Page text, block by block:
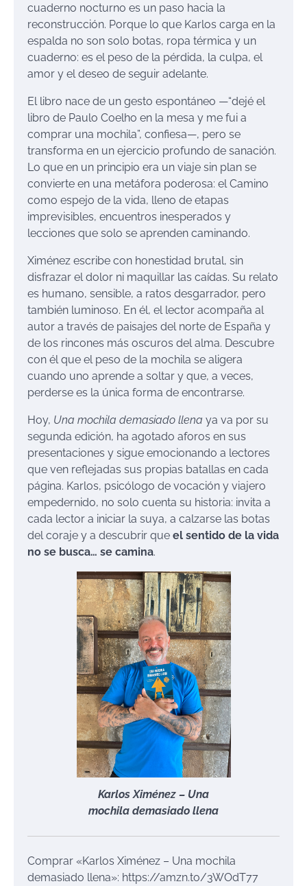
cuaderno nocturno es un paso hacia la
reconstrucción. Porque lo que Karlos carga en la
espalda no son solo botas, ropa térmica y un
cuaderno: es el peso de la pérdida, la culpa, el
amor y el deseo de seguir adelante.
El libro nace de un gesto espontáneo —“dejé el
libro de Paulo Coelho en la mesa y me fui a
comprar una mochila”, confiesa—, pero se
transforma en un ejercicio profundo de sanación.
Lo que en un principio era un viaje sin plan se
convierte en una metáfora poderosa: el Camino
como espejo de la vida, lleno de etapas
imprevisibles, encuentros inesperados y
lecciones que solo se aprenden caminando.
Ximénez escribe con honestidad brutal, sin
disfrazar el dolor ni maquillar las caídas. Su relato
es humano, sensible, a ratos desgarrador, pero
también luminoso. En él, el lector acompaña al
autor a través de paisajes del norte de España y
de los rincones más oscuros del alma. Descubre
con él que el peso de la mochila se aligera
cuando uno aprende a soltar y que, a veces,
perderse es la única forma de encontrarse.
Hoy, Una mochila demasiado llena ya va por su
segunda edición, ha agotado aforos en sus
presentaciones y sigue emocionando a lectores
que ven reflejadas sus propias batallas en cada
página. Karlos, psicólogo de vocación y viajero
empedernido, no solo cuenta su historia: invita a
cada lector a iniciar la suya, a calzarse las botas
del coraje y a descubrir que el sentido de la vida
no se busca… se camina.
Karlos Ximénez – Una
mochila demasiado llena
Comprar «Karlos Ximénez – Una mochila
demasiado llena»: https://amzn.to/3WOdT77